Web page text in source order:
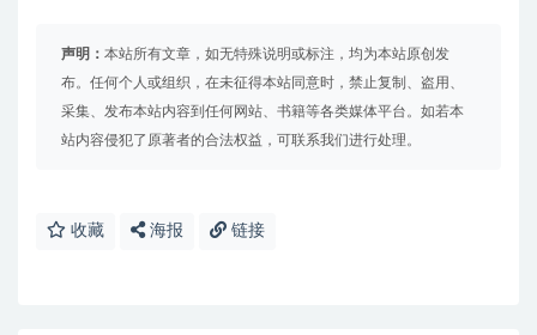
声明： 本站所有文章，如无特殊说明或标注，均为本站原创发
布。任何个人或组织，在未征得本站同意时，禁止复制、盗用、
采集、发布本站内容到任何网站、书籍等各类媒体平台。如若本
站内容侵犯了原著者的合法权益，可联系我们进行处理。
收藏 海报 链接